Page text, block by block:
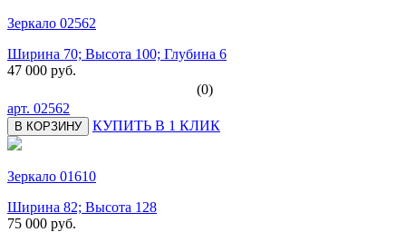
Зеркало 02562
Ширина 70; Высота 100; Глубина 6
47 000 руб.
(0)
арт. 02562
В КОРЗИНУ КУПИТЬ В 1 КЛИК
Зеркало 01610
Ширина 82; Высота 128
75 000 руб.